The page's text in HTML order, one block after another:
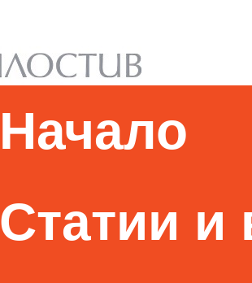
Начало
Статии и